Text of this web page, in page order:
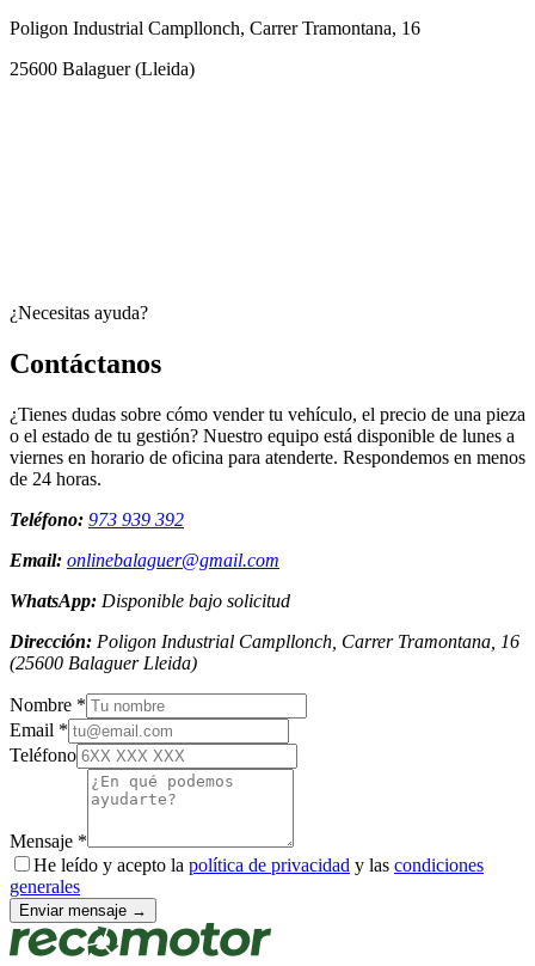
Poligon Industrial Campllonch, Carrer Tramontana, 16
25600 Balaguer(Lleida)
¿Necesitas ayuda?
Contáctanos
¿Tienes dudas sobre cómo vender tu vehículo, el precio de una pieza
o el estado de tu gestión? Nuestro equipo está disponible de lunes a
viernes en horario de oficina para atenderte. Respondemos en menos
de 24 horas.
Teléfono: 973 939 392
Email: onlinebalaguer@gmail.com
WhatsApp: Disponible bajo solicitud
Dirección: Poligon Industrial Campllonch, Carrer Tramontana, 16
(25600 Balaguer Lleida)
Nombre *
Email *
Teléfono
Mensaje *
He leído y acepto la política de privacidad y las condiciones
generales
Enviar mensaje →